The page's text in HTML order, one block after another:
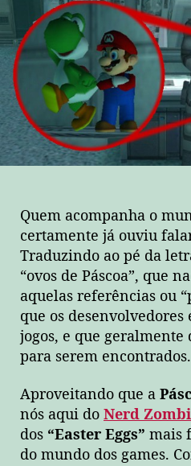
Quem acompanha o
certamente já ouviu
Traduzindo ao pé da
“ovos de Páscoa”, que
aquelas referências ou
que os
jogos, e que
para serem encontrados.
Aproveitando que a
nós aqui do Nerd
dos “Easter Eggs” mais
do mundo dos games.